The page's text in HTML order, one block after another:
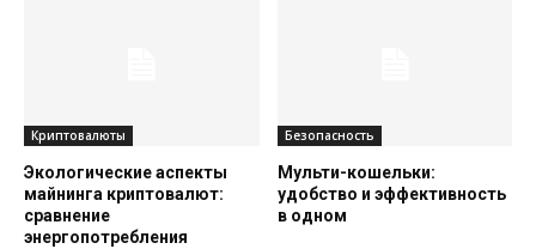
Криптовалюты
Экологические аспекты
майнинга криптовалют:
сравнение
энергопотребления
Безопасность
Мульти-кошельки:
удобство и эффективность
в одном